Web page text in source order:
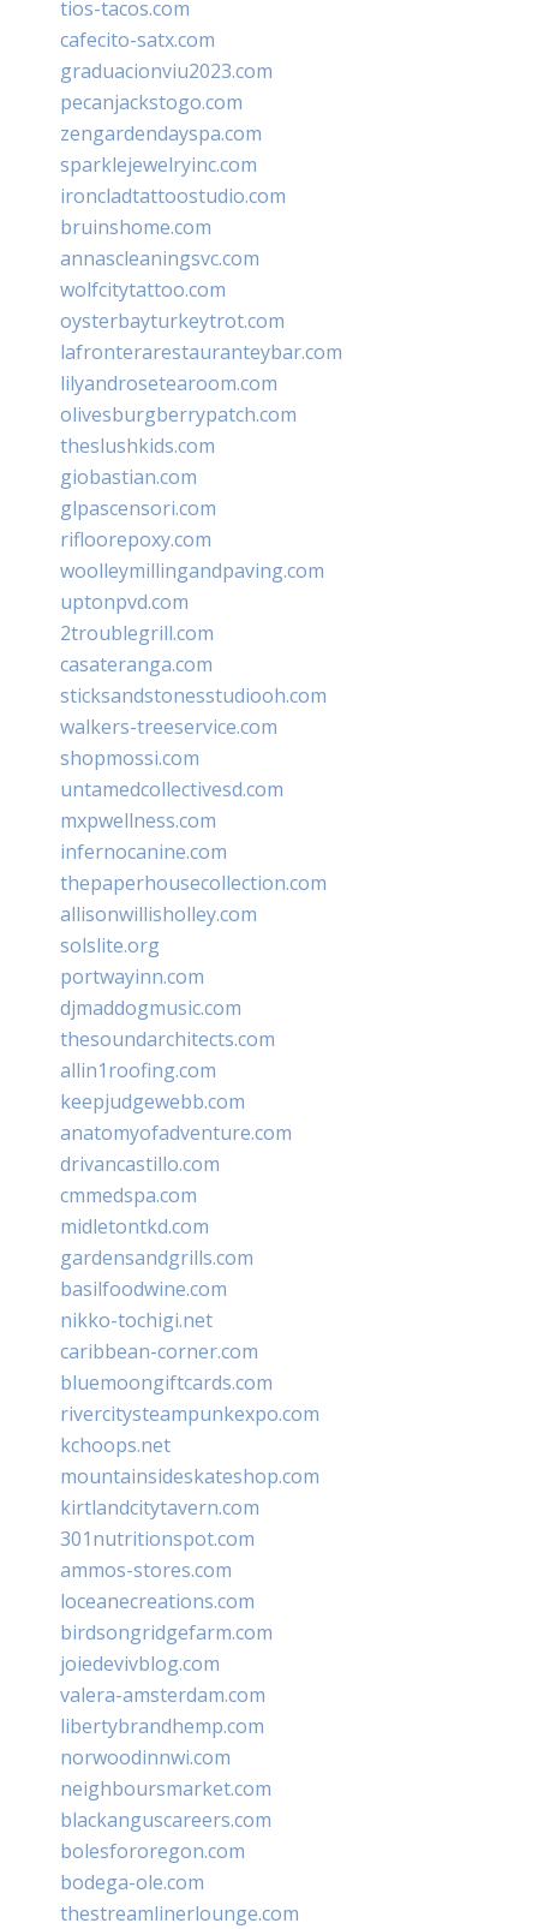
tios-tacos.com
cafecito-satx.com
graduacionviu2023.com
pecanjackstogo.com
zengardendayspa.com
sparklejewelryinc.com
ironcladtattoostudio.com
bruinshome.com
annascleaningsvc.com
wolfcitytattoo.com
oysterbayturkeytrot.com
lafronterarestauranteybar.com
lilyandrosetearoom.com
olivesburgberrypatch.com
theslushkids.com
giobastian.com
glpascensori.com
rifloorepoxy.com
woolleymillingandpaving.com
uptonpvd.com
2troublegrill.com
casateranga.com
sticksandstonesstudiooh.com
walkers-treeservice.com
shopmossi.com
untamedcollectivesd.com
mxpwellness.com
infernocanine.com
thepaperhousecollection.com
allisonwillisholley.com
solslite.org
portwayinn.com
djmaddogmusic.com
thesoundarchitects.com
allin1roofing.com
keepjudgewebb.com
anatomyofadventure.com
drivancastillo.com
cmmedspa.com
midletontkd.com
gardensandgrills.com
basilfoodwine.com
nikko-tochigi.net
caribbean-corner.com
bluemoongiftcards.com
rivercitysteampunkexpo.com
kchoops.net
mountainsideskateshop.com
kirtlandcitytavern.com
301nutritionspot.com
ammos-stores.com
loceanecreations.com
birdsongridgefarm.com
joiedevivblog.com
valera-amsterdam.com
libertybrandhemp.com
norwoodinnwi.com
neighboursmarket.com
blackanguscareers.com
bolesfororegon.com
bodega-ole.com
thestreamlinerlounge.com